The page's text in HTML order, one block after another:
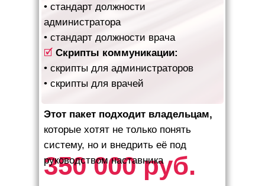
350 000 руб.
• стандарт должности
администратора
• стандарт должности врача
🗹 Скрипты коммуникации:
• скрипты для администраторов
• скрипты для врачей
Этот пакет подходит владельцам,
которые хотят не только понять
систему, но и внедрить её под
руководством наставника